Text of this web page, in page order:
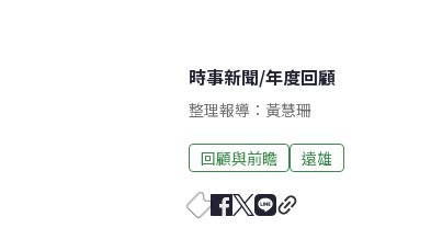
時事新聞/年度回顧
整理報導：黃慧珊
回顧與前瞻 遠雄